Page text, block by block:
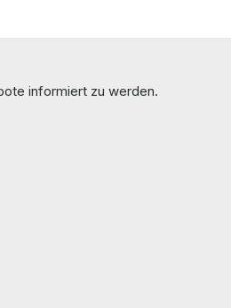
informiert zu werden.